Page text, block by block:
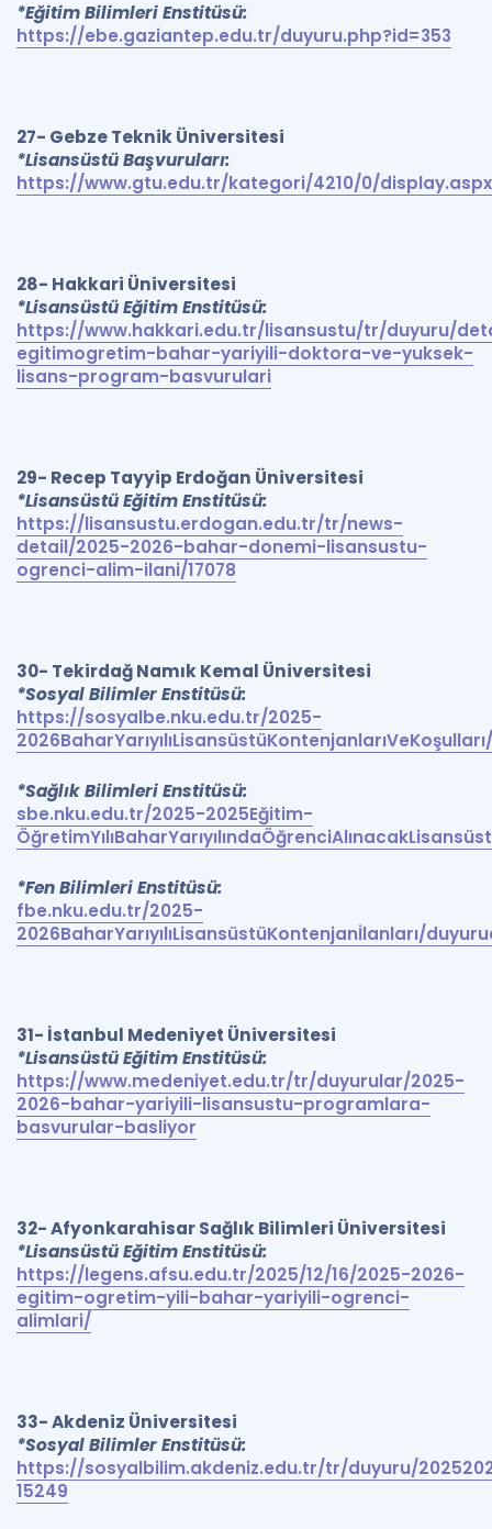
*Eğitim Bilimleri Enstitüsü:
https://ebe.gaziantep.edu.tr/duyuru.php?id=353
27- Gebze Teknik Üniversitesi
*Lisansüstü Başvuruları:
https://www.gtu.edu.tr/kategori/4210/0/display.aspx
28- Hakkari Üniversitesi
*Lisansüstü Eğitim Enstitüsü:
https://www.hakkari.edu.tr/lisansustu/tr/duyuru/
egitimogretim-bahar-yariyili-doktora-ve-yuksek-
lisans-program-basvurulari
29- Recep Tayyip Erdoğan Üniversitesi
*Lisansüstü Eğitim Enstitüsü:
https://lisansustu.erdogan.edu.tr/tr/news-
detail/2025-2026-bahar-donemi-lisansustu-
ogrenci-alim-ilani/17078
30- Tekirdağ Namık Kemal Üniversitesi
*Sosyal Bilimler Enstitüsü:
https://sosyalbe.nku.edu.tr/2025-
*Sağlık Bilimleri Enstitüsü:
sbe.nku.edu.tr/2025-2025Eğitim-
*Fen Bilimleri Enstitüsü:
fbe.nku.edu.tr/2025-
2026BaharYarıyılıLisansüstüKontenjanİlanları/
31- İstanbul Medeniyet Üniversitesi
*Lisansüstü Eğitim Enstitüsü:
https://www.medeniyet.edu.tr/tr/duyurular/2025-
2026-bahar-yariyili-lisansustu-programlara-
basvurular-basliyor
32- Afyonkarahisar Sağlık Bilimleri Üniversitesi
*Lisansüstü Eğitim Enstitüsü:
https://legens.afsu.edu.tr/2025/12/16/2025-2026-
egitim-ogretim-yili-bahar-yariyili-ogrenci-
alimlari/
33- Akdeniz Üniversitesi
*Sosyal Bilimler Enstitüsü:
https://sosyalbilim.akdeniz.edu.tr/tr/duyuru/
15249